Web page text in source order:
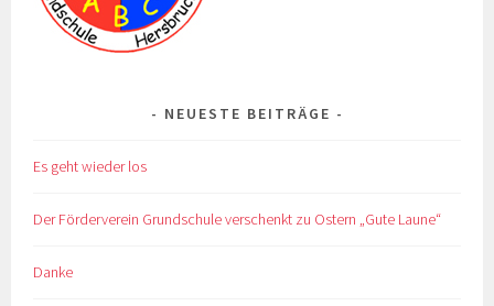
NEUESTE BEITRÄGE
Es geht wieder los
Der Förderverein Grundschule verschenkt zu Ostern „Gute Laune“
Danke